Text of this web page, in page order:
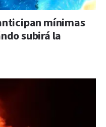
mínimas
subirá la